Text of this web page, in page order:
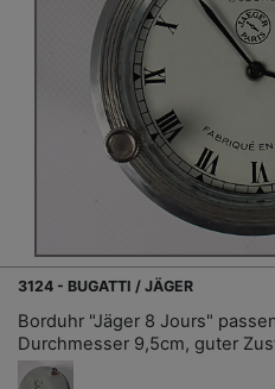
3124 - BUGATTI / JÄGER
Borduhr "Jäger 8 Jours"
Durchmesser 9,5cm, guter